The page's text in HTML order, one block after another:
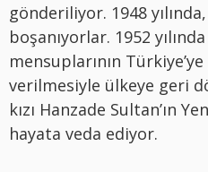
gönderiliyor. 1948 yılında,
boşanıyorlar. 1952
mensuplarının
verilmesiyle ülkeye geri
kızı Hanzade Sultan’ın
hayata veda ediyor.